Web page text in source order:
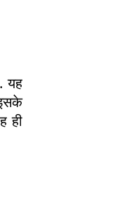
यह
ही